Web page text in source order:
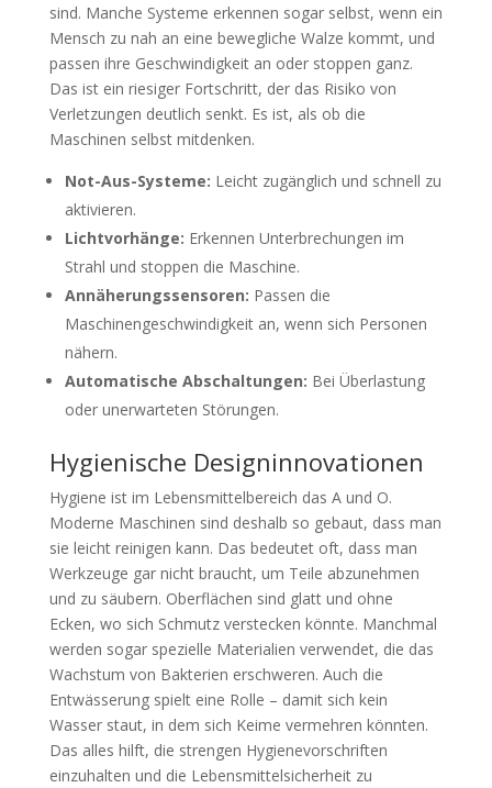
sind. Manche Systeme erkennen sogar selbst, wenn ein
Mensch zu nah an eine bewegliche Walze kommt, und
passen ihre Geschwindigkeit an oder stoppen ganz.
Das ist ein riesiger Fortschritt, der das Risiko von
Verletzungen deutlich senkt. Es ist, als ob die
Maschinen selbst mitdenken.
Not-Aus-Systeme: Leicht zugänglich und schnell zu
aktivieren.
Lichtvorhänge: Erkennen Unterbrechungen im
Strahl und stoppen die Maschine.
Annäherungssensoren: Passen die
Maschinengeschwindigkeit an, wenn sich Personen
nähern.
Automatische Abschaltungen: Bei Überlastung
oder unerwarteten Störungen.
Hygienische Designinnovationen
Hygiene ist im Lebensmittelbereich das A und O.
Moderne Maschinen sind deshalb so gebaut, dass man
sie leicht reinigen kann. Das bedeutet oft, dass man
Werkzeuge gar nicht braucht, um Teile abzunehmen
und zu säubern. Oberflächen sind glatt und ohne
Ecken, wo sich Schmutz verstecken könnte. Manchmal
werden sogar spezielle Materialien verwendet, die das
Wachstum von Bakterien erschweren. Auch die
Entwässerung spielt eine Rolle – damit sich kein
Wasser staut, in dem sich Keime vermehren könnten.
Das alles hilft, die strengen Hygienevorschriften
einzuhalten und die Lebensmittelsicherheit zu